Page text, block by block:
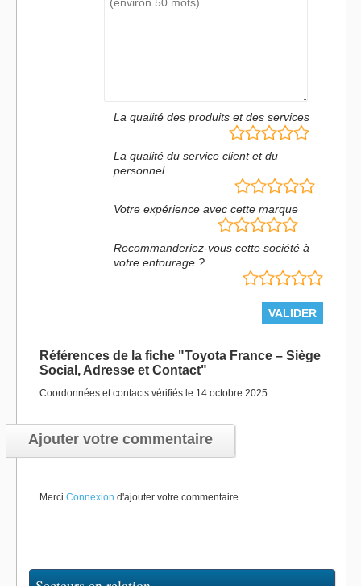
La qualité des produits et des services
La qualité du service client et du
personnel
Votre expérience avec cette marque
Recommanderiez-vous cette société à
votre entourage ?
Références de la fiche "Toyota France – Siège
Social, Adresse et Contact"
Coordonnées et contacts vérifiés le 14 octobre 2025
Ajouter votre commentaire
Merci Connexion d'ajouter votre commentaire.